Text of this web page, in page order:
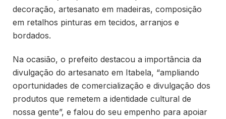
decoração, artesanato em madeiras, composição
em retalhos pinturas em tecidos, arranjos e
bordados.
Na ocasião, o prefeito destacou a importância da
divulgação do artesanato em Itabela, “ampliando
oportunidades de comercialização e divulgação dos
produtos que remetem a identidade cultural de
nossa gente”, e falou do seu empenho para apoiar